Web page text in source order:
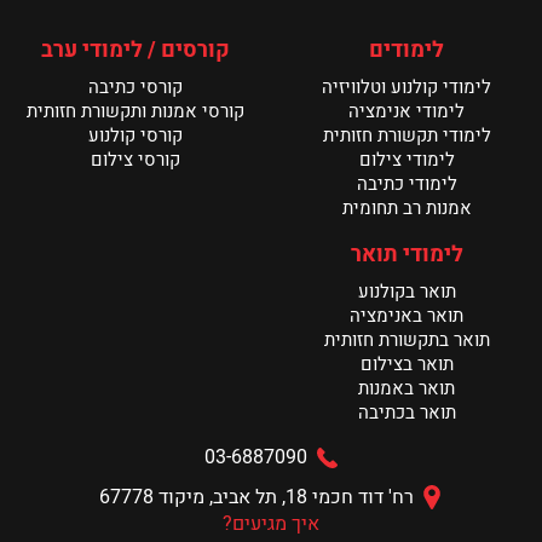
תערוכת הבוגרים של מנשר נפתחת ביום ראשוןלימודים
לימודי קולנוע וטלוויזיה
לימודי אנימציה
לימודי תקשורת חזותית
לימודי צילום
לימודי כתיבה
אמנות רב תחומית
קורסים / לימודי ערב
קורסי כתיבה
קורסי אמנות ותקשורת חזותית
קורסי קולנוע
קורסי צילום
לימודי תואר
תואר בקולנוע
תואר באנימציה
תואר בתקשורת חזותית
תואר בצילום
תואר באמנות
תואר בכתיבה
03-6887090
רח' דוד חכמי 18, תל אביב, מיקוד 67778
איך מגיעים?